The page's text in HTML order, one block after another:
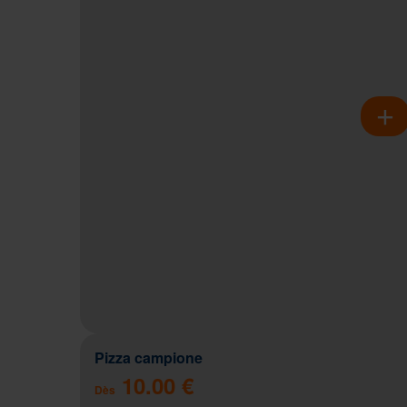
Pizza campione
Dès 10.00 €